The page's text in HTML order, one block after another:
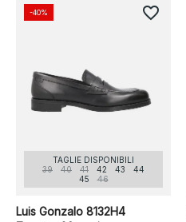
TAGLIE DISPONIBILI
39
40 41 42 43
44
45
46
Luis Gonzalo 8132H4
-40% favorite_border